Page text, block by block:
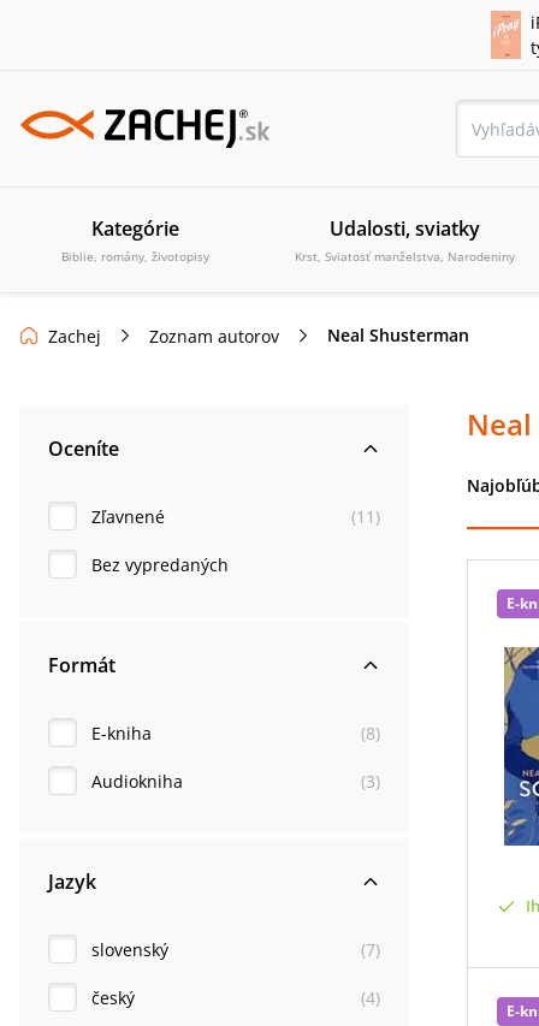
Kategórie
Biblie, romány, životopisy
Udalosti, sviatky
Krst, Sviatosť manželstva, Narodeniny
Zachej Zoznam autorov Neal Shusterman
Oceníte
Zľavnené (11 )
Bez vypredaných
Formát
E-kniha (8)
Audiokniha (3)
Jazyk
slovenský (7)
český (4)
E-
E-